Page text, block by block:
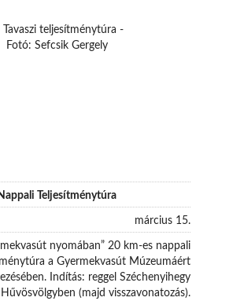
Teljesítménytúra
március 15.
nyomában” 20 km-es nappali
a Gyermekvasút Múzeumáért
Indítás: reggel Széchenyihegy
(majd visszavonatozás).